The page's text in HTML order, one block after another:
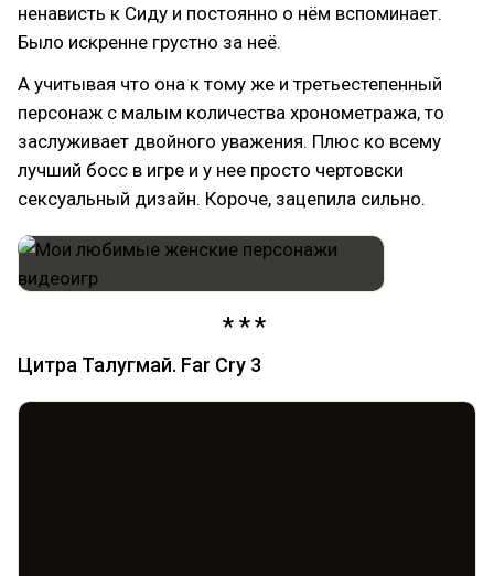
ненависть к Сиду и постоянно о нём вспоминает.
Было искренне грустно за неё.
А учитывая что она к тому же и третьестепенный
персонаж с малым количества хронометража, то
заслуживает двойного уважения. Плюс ко всему
лучший босс в игре и у нее просто чертовски
сексуальный дизайн. Короче, зацепила сильно.
Цитра Талугмай. Far Cry 3